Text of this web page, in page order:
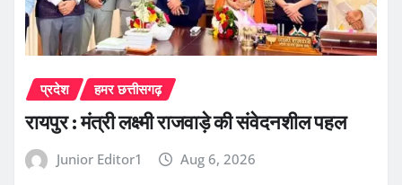
प्रदेश हमर छत्तीसगढ़
रायपुर : मंत्री लक्ष्मी राजवाड़े की संवेदनशील पहल
Junior Editor1 Aug 6, 2026